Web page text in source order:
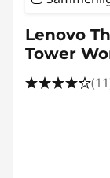
Lenovo
Tower